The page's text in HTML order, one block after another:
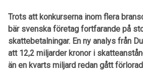
Trots att konkurserna inom flera
bär svenska företag fortfarande på
skattebetalningar. En ny analys från
att 12,2 miljarder kronor i
än en kvarts miljard redan gått